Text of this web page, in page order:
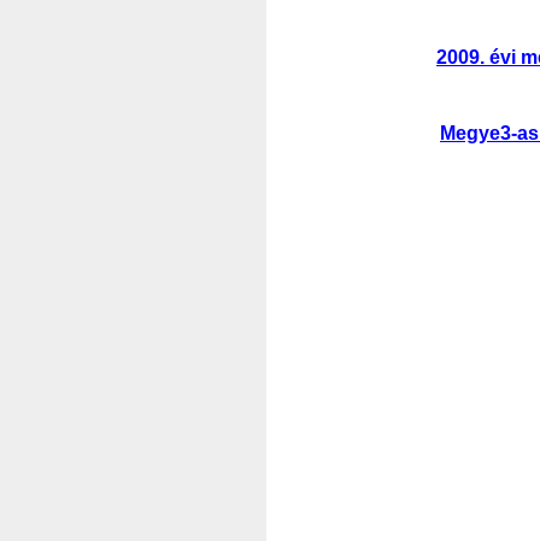
2009. évi
Megye3-